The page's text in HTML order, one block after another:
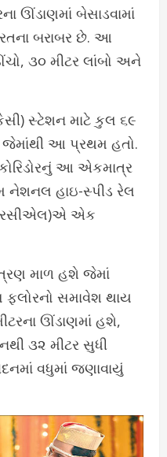
ઊંડાણમાં બેસાડવામાં
બરાબર છે. આ
૩૦ મીટર લાંબો અને
સ્ટેશન માટે કુલ ૬૯
આ પ્રથમ હતો.
આ એકમાત્ર
હાઇ-સ્પીડ રેલ
એક
માળ હશે જેમાં
ફ્લોરનો સમાવેશ થાય
ઊંડાણમાં હશે,
૩૨ મીટર સુધી
વધુમાં જણાવાયું